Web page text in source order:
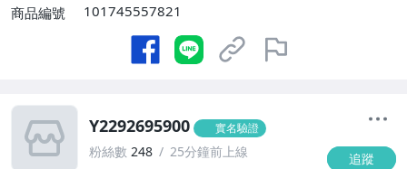
商品編號
101745557821
Y2292695900 實名驗證
粉絲數 248 25分鐘前上線 追蹤